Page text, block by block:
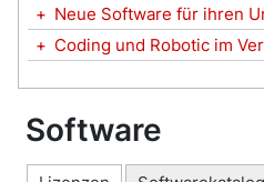
+ Neue Software für ihren
+ Coding und Robotic im
Software